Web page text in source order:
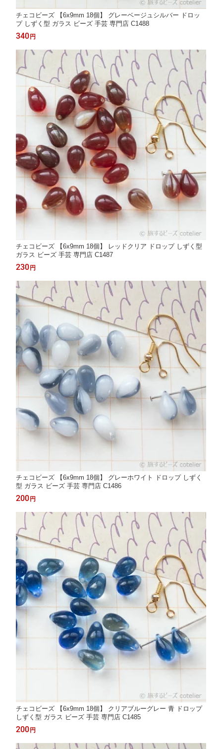
チェコビーズ 【6x9mm 18個】 グレーベージュシルバー ドロッ
プ しずく型 ガラス ビーズ 手芸 専門店 C1488
340 円
チェコビーズ 【6x9mm 18個】 レッドクリア ドロップ しずく型
ガラス ビーズ 手芸 専門店 C1487
230 円
チェコビーズ 【6x9mm 18個】 グレーホワイト ドロップ しずく
型 ガラス ビーズ 手芸 専門店 C1486
200 円
チェコビーズ 【6x9mm 18個】 クリアブルーグレー 青 ドロップ
しずく型 ガラス ビーズ 手芸 専門店 C1485
200 円